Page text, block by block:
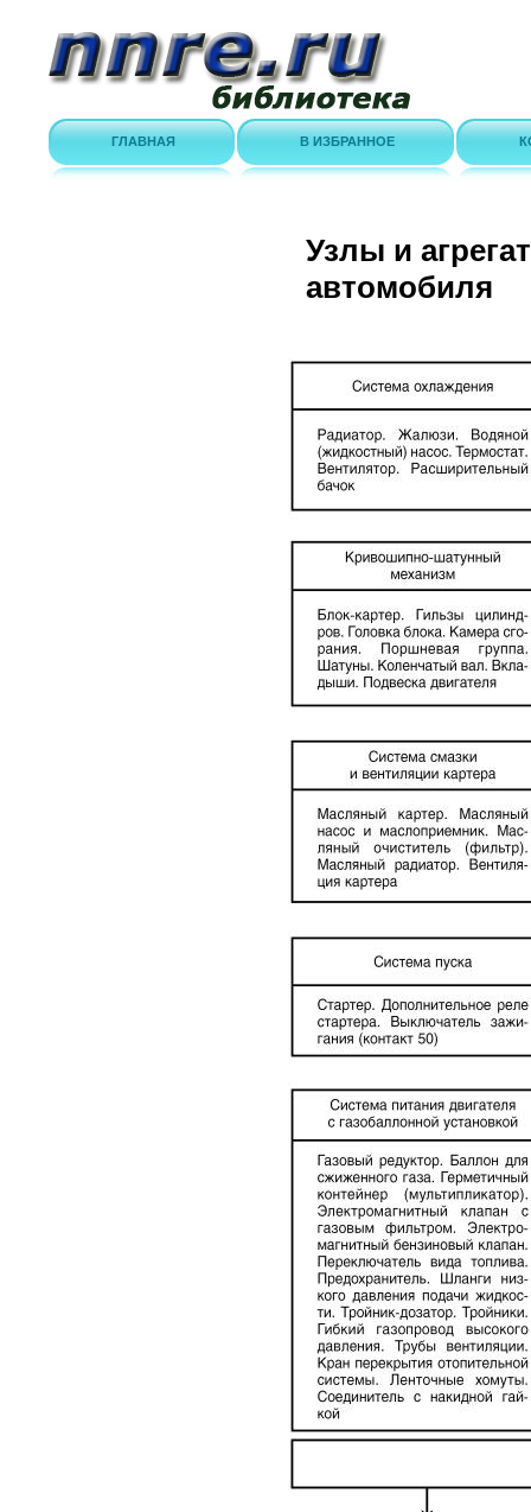
ГЛАВНАЯ В ИЗБРАННОЕ
Узлы и
автомобиля